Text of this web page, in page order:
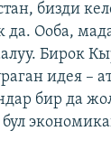
бизди
да. Ооба,
Бирок
идея –
бир да